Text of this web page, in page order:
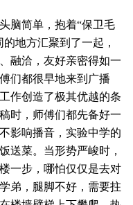
脑简单，抱着“保卫毛
地方汇聚到了一起，
融洽，友好亲密得如一
们都很早地来到广播
作创造了极其优越的条
时，师傅们都先备好一
影响播音，实验中学的
送菜。当形势严峻时，
一步，哪怕仅仅是去对
弟，腿脚不好，需要拄